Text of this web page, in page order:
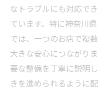
車屋の鈑金技
車検や鈑金の総合
車屋の車検サ
鈑金や修理も
車屋で車検と
なトラブルにも対応で
ています。特に神奈川
では、一つのお店で複
大きな安心につながり
要な整備を丁寧に説明
きを進められるように